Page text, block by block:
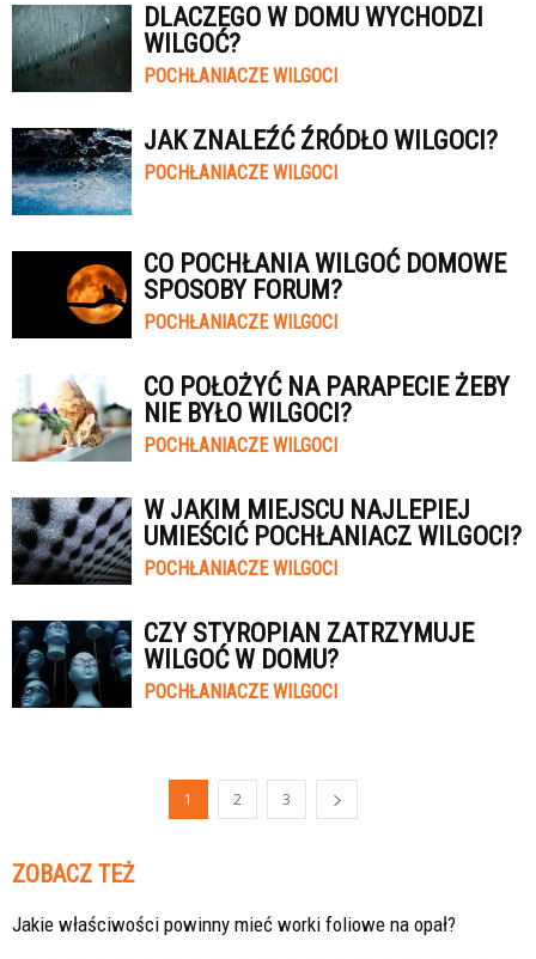
DLACZEGO W DOMU WYCHODZI
WILGOĆ?
POCHŁANIACZE WILGOCI
JAK ZNALEŹĆ ŹRÓDŁO WILGOCI?
POCHŁANIACZE WILGOCI
CO POCHŁANIA WILGOĆ DOMOWE
SPOSOBY FORUM?
POCHŁANIACZE WILGOCI
CO POŁOŻYĆ NA PARAPECIE ŻEBY
NIE BYŁO WILGOCI?
POCHŁANIACZE WILGOCI
W JAKIM MIEJSCU NAJLEPIEJ
UMIEŚCIĆ POCHŁANIACZ WILGOCI?
POCHŁANIACZE WILGOCI
CZY STYROPIAN ZATRZYMUJE
WILGOĆ W DOMU?
POCHŁANIACZE WILGOCI
1 2 3
ZOBACZ TEŻ
Jakie właściwości powinny mieć worki foliowe na opał?